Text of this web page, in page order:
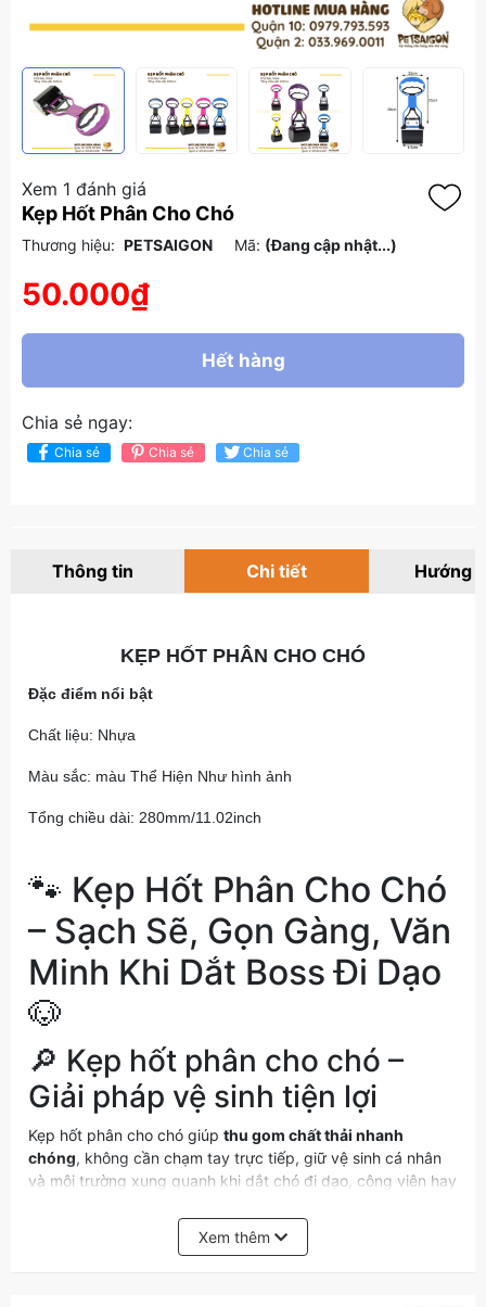
Xem 1 đánh giá
Kẹp Hốt Phân Cho Chó
Thương hiệu: PETSAIGON Mã: (Đang cập nhật...)
50.000₫
Hết hàng
Chia sẻ ngay:
Chia sẻ Chia sẻ Chia sẻ
Thông tin Chi tiết Hướng
KẸP HỐT PHÂN CHO CHÓ
Đặc điểm nổi bật
Chất liệu: Nhựa
Màu sắc: màu Thể Hiện Như hình ảnh
Tổng chiều dài: 280mm/11.02inch
🐾 Kẹp Hốt Phân Cho Chó
– Sạch Sẽ, Gọn Gàng, Văn
Minh Khi Dắt Boss Đi Dạo
🐶
🔎 Kẹp hốt phân cho chó –
Giải pháp vệ sinh tiện lợi
Kẹp hốt phân cho chó giúp thu gom chất thải nhanh
chóng, không cần chạm tay trực tiếp, giữ vệ sinh cá nhân
và môi trường xung quanh khi dắt chó đi dạo, công viên hay
✨ Ưu điểm nổi bật
Xem thêm